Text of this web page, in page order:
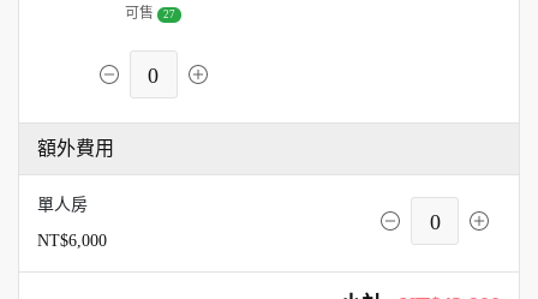
可售 27
0
額外費用
單人房
NT$6,000
0